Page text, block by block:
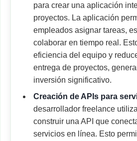
para crear una aplicación
proyectos. La aplicación
empleados asignar tareas,
colaborar en tiempo real.
eficiencia del equipo y
entrega de proyectos,
inversión significativo.
Creación de APIs para
desarrollador freelance
construir una API que
servicios en línea. Esto